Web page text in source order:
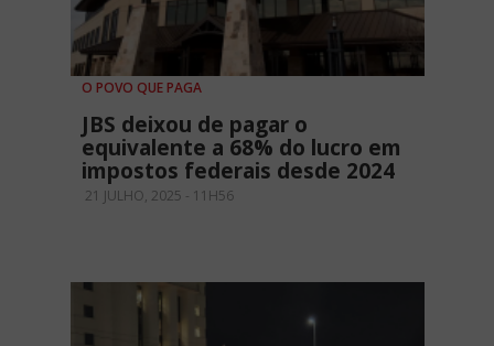
O POVO QUE PAGA
JBS deixou de pagar o
equivalente a 68% do lucro em
impostos federais desde 2024
21 JULHO, 2025 - 11H56